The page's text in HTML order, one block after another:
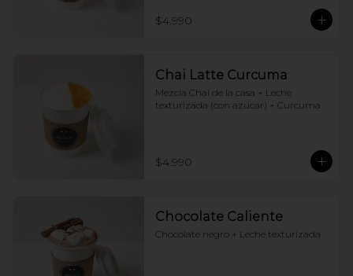
$4.990
Chai Latte Curcuma
Mezcla Chai de la casa + Leche
texturizada (con azucar) + Curcuma
$4.990
Chocolate Caliente
Chocolate negro + Leche texturizada